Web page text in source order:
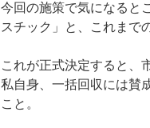
今回の施策で気になると
スチック」と、これまで
これが正式決定すると、
私自身、一括回収には賛
こと。